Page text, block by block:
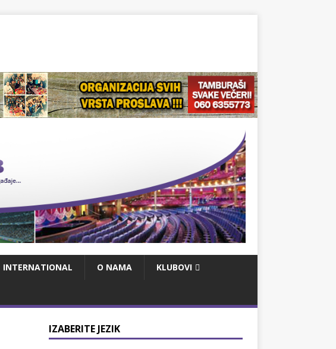
INTERNATIONAL O NAMA KLUBOVI
IZABERITE JEZIK